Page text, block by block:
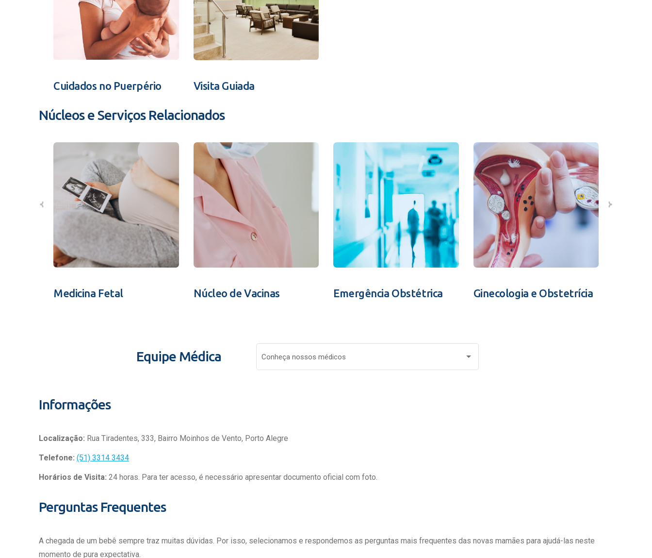
Cuidados no Puerpério Visita Guiada
Núcleos e Serviços Relacionados
Medicina Fetal Núcleo de Vacinas Emergência Obstétrica Ginecologia e Obstetrícia
Equipe Médica Conheça nossos médicos
Informações
Localização: Rua Tiradentes, 333, Bairro Moinhos de Vento, Porto Alegre
Telefone: (51) 3314 3434
Horários de Visita: 24 horas. Para ter acesso, é necessário apresentar documento oficial com foto.
Perguntas Frequentes
A chegada de um bebê sempre traz muitas dúvidas. Por isso, selecionamos e respondemos as perguntas mais frequentes das novas mamães para ajudá-las neste
momento de pura expectativa.